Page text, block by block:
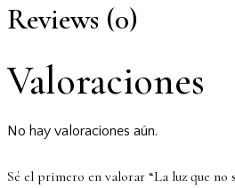
Reviews (0)
Valoraciones
No hay valoraciones aún.
Sé el primero en valorar “La luz que no